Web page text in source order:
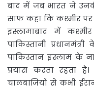
बाद में जब भारत ने
साफ कहा कि कश्मीर पर
इस्लामाबाद में
पाकिस्तानी
पाकिस्तान इस्लाम के
प्रयास करता रहता
चालबाजियों से कभी